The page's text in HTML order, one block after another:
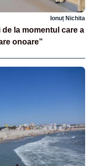
Ionuț Nichita
de la momentul care a
onoare”